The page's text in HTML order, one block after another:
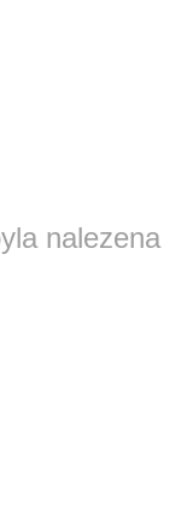
nalezena